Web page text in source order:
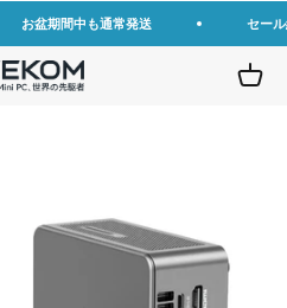
お盆期間中も通常発送 セー
JP カー